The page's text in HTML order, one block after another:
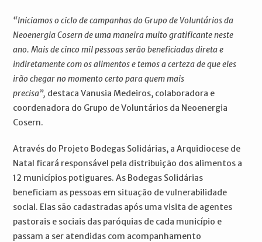
“Iniciamos o ciclo de campanhas do Grupo de Voluntários da
Neoenergia Cosern de uma maneira muito gratificante neste
ano. Mais de cinco mil pessoas serão beneficiadas direta e
indiretamente com os alimentos e temos a certeza de que eles
irão chegar no momento certo para quem mais
precisa”, destaca Vanusia Medeiros, colaboradora e
coordenadora do Grupo de Voluntários da Neoenergia
Cosern.
Através do Projeto Bodegas Solidárias, a Arquidiocese de
Natal ficará responsável pela distribuição dos alimentos a
12 municípios potiguares. As Bodegas Solidárias
beneficiam as pessoas em situação de vulnerabilidade
social. Elas são cadastradas após uma visita de agentes
pastorais e sociais das paróquias de cada município e
passam a ser atendidas com acompanhamento